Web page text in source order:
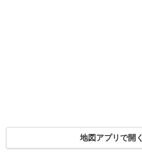
地図アプリで開く